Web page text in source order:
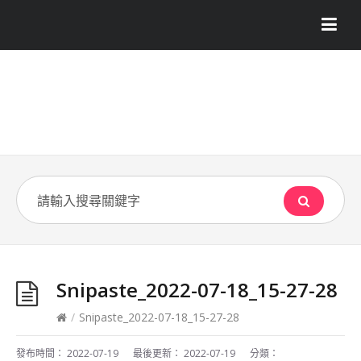
Snipaste_2022-07-18_15-27-28
/ Snipaste_2022-07-18_15-27-28
發布時間： 2022-07-19 最後更新： 2022-07-19 分類：